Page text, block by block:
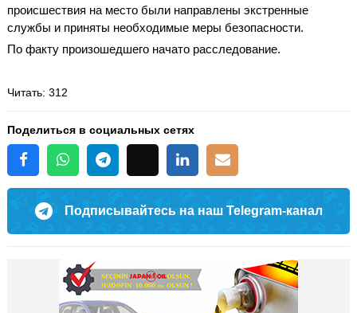
происшествия на место были направлены экстренные
службы и приняты необходимые меры безопасности.
По факту произошедшего начато расследование.
Читать: 312
Поделиться в социальных сетях
Подписывайтесь на наш Telegram-канал